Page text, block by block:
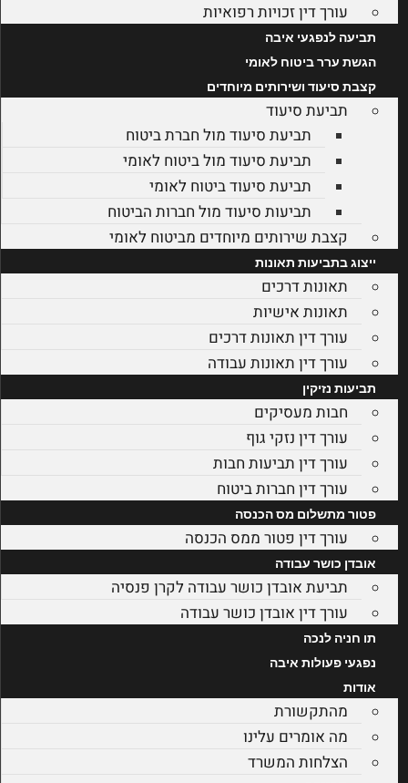
עורך דין זכויות רפואיות
תביעה לנפגעי איבה
הגשת ערר ביטוח לאומי
קצבת סיעוד ושירותים מיוחדים
תביעת סיעוד
תביעת סיעוד מול חברת ביטוח
תביעת סיעוד מול ביטוח לאומי
תביעת סיעוד ביטוח לאומי
תביעות סיעוד מול חברות הביטוח
קצבת שירותים מיוחדים מביטוח לאומי
ייצוג בתביעות תאונות
תאונות דרכים
תאונות אישיות
עורך דין תאונות דרכים
עורך דין תאונות עבודה
תביעות נזיקין
חבות מעסיקים
עורך דין נזקי גוף
עורך דין תביעות חבות
עורך דין חברות ביטוח
פטור מתשלום מס הכנסה
עורך דין פטור ממס הכנסה
אובדן כושר עבודה
תביעת אובדן כושר עבודה לקרן פנסיה
עורך דין אובדן כושר עבודה
תו חניה לנכה
נפגעי פעולות איבה
אודות
מהתקשורת
מה אומרים עלינו
הצלחות המשרד